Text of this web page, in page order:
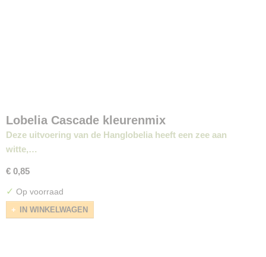
Lobelia Cascade kleurenmix
Deze uitvoering van de Hanglobelia heeft een zee aan
witte,…
€ 0,85
✓ Op voorraad
IN WINKELWAGEN